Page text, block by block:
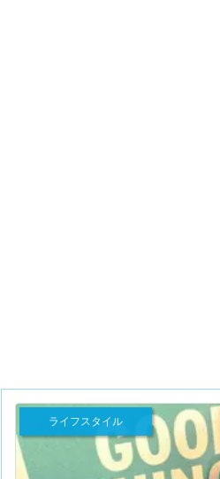
ライフスタイル